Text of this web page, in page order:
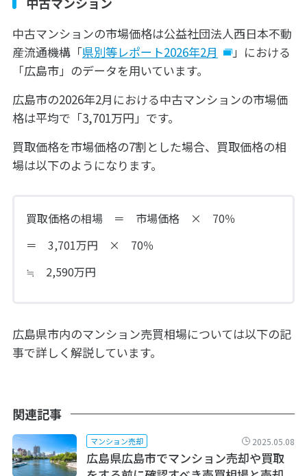
中古マンションの市場価格は公益社団法人西日本不動
産流通機構「県別等レポート2026年2月
」における
「広島市」のデータを用いています。
広島市の2026年2月における中古マンションの市場価
格は平均で「3,701万円」です。
買取価格を市場価格の7割とした場合、買取価格の相
場は以下のようになります。
買取価格の相場 ＝ 市場価格 × 70％
＝ 3,701万円 × 70％
≒ 2,590万円
広島県市内のマンション売買相場については以下の記
事で詳しく解説しています。
関連記事
マンション売却 2025.05.08
広島県広島市でマンション売却や買取